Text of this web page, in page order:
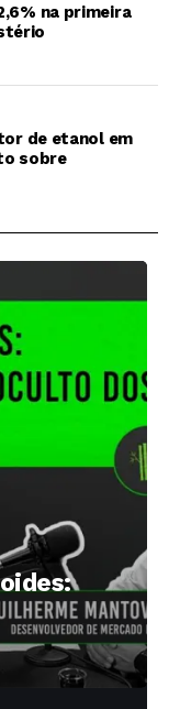
na primeira
de etanol em
sobre